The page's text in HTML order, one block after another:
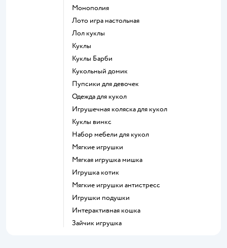
Монополия
Лото игра настольная
Лол куклы
Куклы
Куклы Барби
Кукольный домик
Пупсики для девочек
Одежда для кукол
Игрушечная коляска для кукол
Куклы винкс
Набор мебели для кукол
Мягкие игрушки
Мягкая игрушка мишка
Игрушка котик
Мягкие игрушки антистресс
Игрушки подушки
Интерактивная кошка
Зайчик игрушка